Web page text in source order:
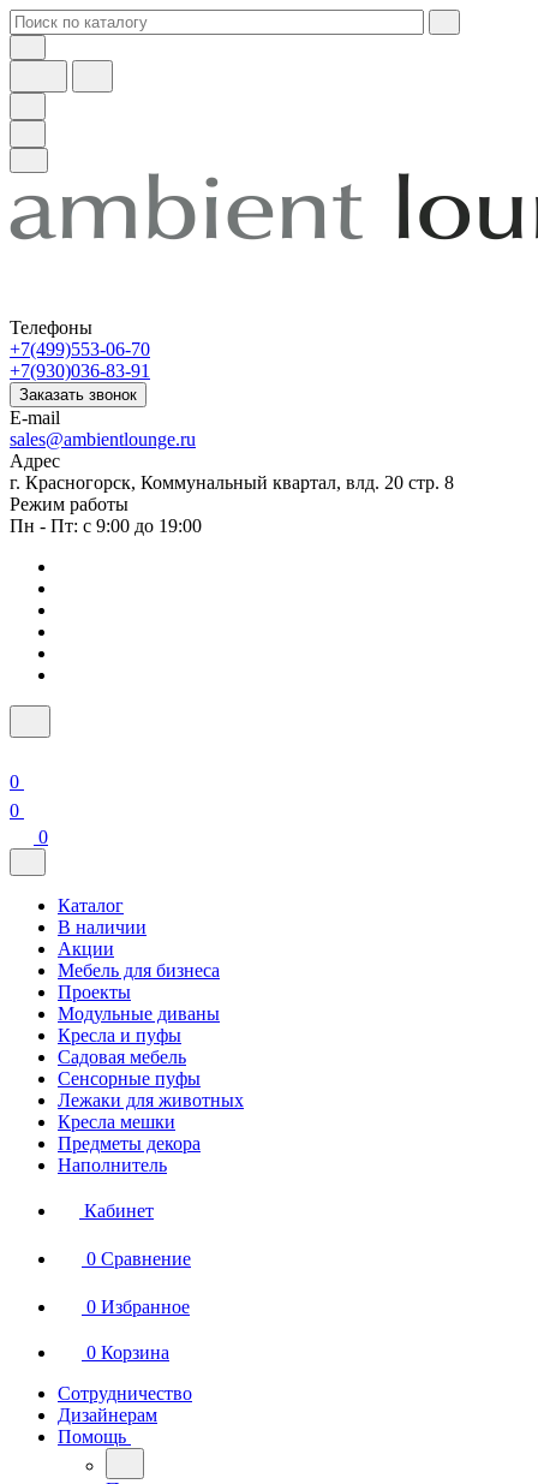
Телефоны
+7(499)553-06-70
+7(930)036-83-91
Заказать звонок
E-mail
sales@ambientlounge.ru
Адрес
г. Красногорск, Коммунальный квартал, влд. 20 стр. 8
Режим работы
Пн - Пт: с 9:00 до 19:00
0
0
0
Каталог
В наличии
Акции
Мебель для бизнеса
Проекты
Модульные диваны
Кресла и пуфы
Садовая мебель
Сенсорные пуфы
Лежаки для животных
Кресла мешки
Предметы декора
Наполнитель
Кабинет
0 Сравнение
0 Избранное
0 Корзина
Сотрудничество
Дизайнерам
Помощь